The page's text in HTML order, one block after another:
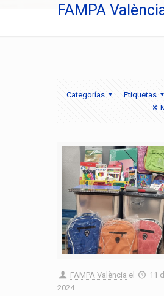
FAMPA
Categorías
Etiquetas
FAMPA València el
11
2024